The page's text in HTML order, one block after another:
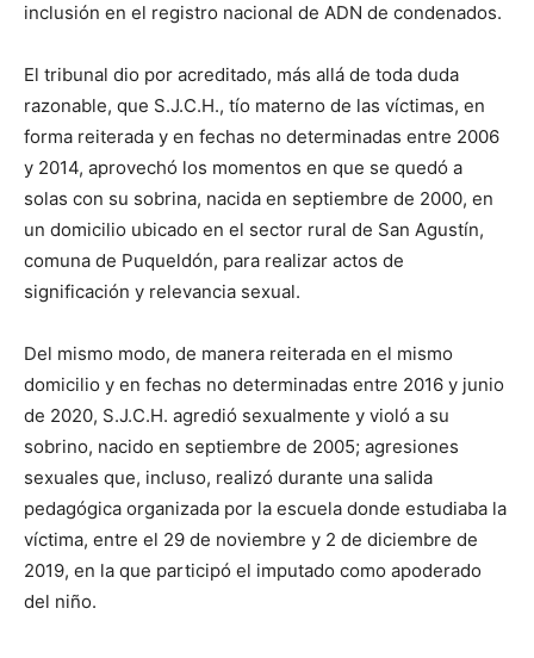
inclusión en el registro nacional de ADN de condenados.
El tribunal dio por acreditado, más allá de toda duda
razonable, que S.J.C.H., tío materno de las víctimas, en
forma reiterada y en fechas no determinadas entre 2006
y 2014, aprovechó los momentos en que se quedó a
solas con su sobrina, nacida en septiembre de 2000, en
un domicilio ubicado en el sector rural de San Agustín,
comuna de Puqueldón, para realizar actos de
significación y relevancia sexual.
Del mismo modo, de manera reiterada en el mismo
domicilio y en fechas no determinadas entre 2016 y junio
de 2020, S.J.C.H. agredió sexualmente y violó a su
sobrino, nacido en septiembre de 2005; agresiones
sexuales que, incluso, realizó durante una salida
pedagógica organizada por la escuela donde estudiaba la
víctima, entre el 29 de noviembre y 2 de diciembre de
2019, en la que participó el imputado como apoderado
del niño.